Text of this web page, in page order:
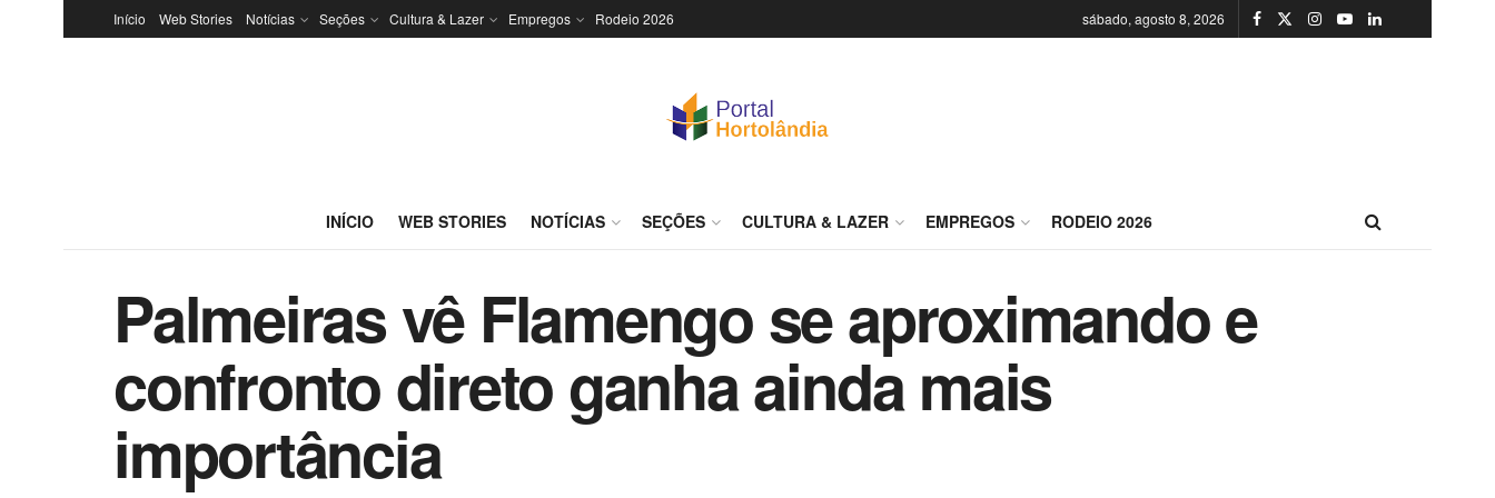
Início Web Stories Notícias Seções Cultura & Lazer Empregos Rodeio 2026 sábado, agosto 8, 2026
INÍCIO WEB STORIES NOTÍCIAS SEÇÕES CULTURA & LAZER EMPREGOS RODEIO 2026
Palmeiras vê Flamengo se aproximando e
confronto direto ganha ainda mais
importância